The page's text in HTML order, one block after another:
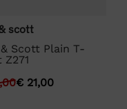
| Strijken
scott
Scott Plain T-
Z271
€ 21,00